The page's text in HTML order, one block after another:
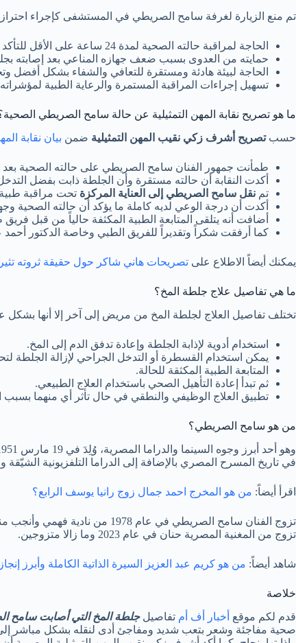
تم منع الزيارة لغرفة سامح الصريطي في المستشفى كإجراء
الحاجة لمراقبة حالته الصحية لمدة 24 ساعة على الأقل للتأكد من استقرار حالته وعدم تشكل جلطات جديدة.
حمايته من العدوى بسبب ضعف جهازه المناعي بعد
الحاجة لبيئة هادئة ومستقرة للتعافي والشفاء بشكل أفضل
تسهيل إجراءات المراقبة المستمرة والرعاية الطبية
ما هو تصريح نقابة المهن التمثيلية عن حالة سامح الصريطي
حسبتصريح أشرف زكي نقيب المهن التمثيلية ضمن بيان نقابة
طمأنت جمهور الفنان سامح الصريطي على حالته الصحية
أكدت النقابة أن حالته مستقرة وأن الجلطة ذابت بفضل
تم نقل سامح الصريطي إلى العناية المركزة تحت مراقبة
أكدت أن درجة الوعي لديه كاملة ما يؤكد أن حالته الصحية
أضافت أنه يتلقى المتابعة الطبية المكثفة حالياً من قبل
كما أرفقت شكراً وتقديراً للفريق الطبي وخاصة الدكتور
يمكنك أيضاً الاطلاع على تصريحات هاني شاكر حول حقيقة ثروته
ما هي تفاصيل علاج جلطة المخ؟
تختلف تفاصيل العلاج لجلطة المخ من مريض إلى آخر إلا أنها بشكل
استخدام أدوية لإذابة الجلطة وإعادة تدفق الدم إلى المخ.
يمكن استخدام القسطرة أو التدخل الجراحي لإزالة الجلطة
المتابعة الطبية المكثقة للحالة.
ثم تبدأ إعادة التأهيل الصحي باستخدام العلاج الطبيعي.
تطبيق العلاج الوظيفي والنطقي في حال تأثر أي منهما بسبب
من هو سامح الصريطي؟
في تاريخ المسرح المصري بالإضافة إلى الدراما التلفزيونية الشيّقة
اقرأ أيضاً: من هو المخرج احمد جمال زوج رانيا يوسف الرابع؟
تزوج من المغنية المصرية حنان في عام 2023 وما زالا متزوجين.
شاهد أيضاً: من هو كريم عبد العزيز السيرة الذاتية الكاملة وأبرز
خلاصة
قدم لكم موقع أخبار أف أم تفاصيل جلطة المخ التي أصابت سامح
صحية مفاجئة وشعر بتعب شديد ومفاجئ أدى لنقله بشكل مباشر